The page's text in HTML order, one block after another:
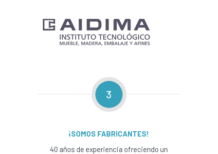
3
¡SOMOS FABRICANTES!
40 años de experiencia ofreciendo un